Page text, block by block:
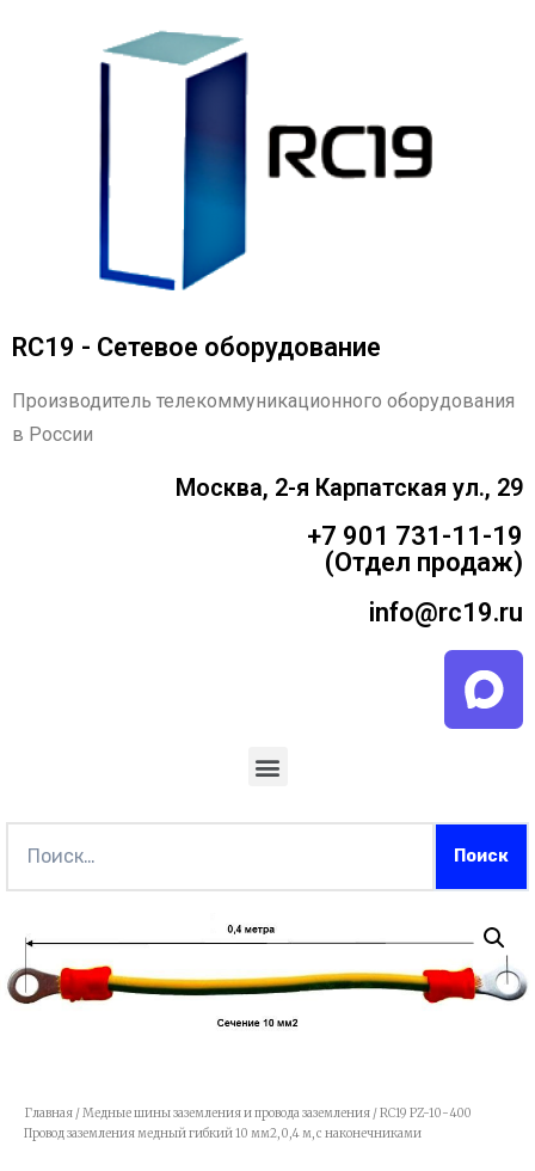
RC19 - Сетевое оборудование
Производитель телекоммуникационного оборудования
в России
Москва, 2-я Карпатская ул., 29
+7 901 731-11-19
(Отдел продаж)
info@rc19.ru
Главная /Медные шины заземления и провода заземления / RC19 PZ-10-400
Провод заземления медный гибкий 10 мм2, 0,4 м, с наконечниками